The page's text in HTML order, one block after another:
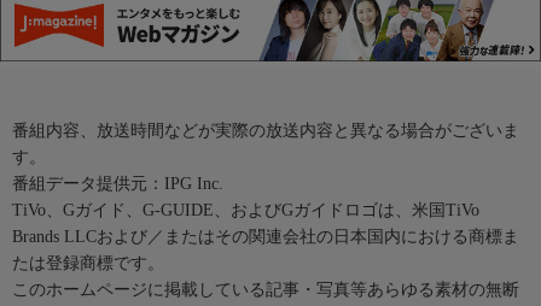
番組内容、放送時間などが実際の放送内容と異なる場合がございま
す。
番組データ提供元：IPG Inc.
TiVo、Gガイド、G-GUIDE、およびGガイドロゴは、米国TiVo
Brands LLCおよび／またはその関連会社の日本国内における商標ま
たは登録商標です。
このホームページに掲載している記事・写真等あらゆる素材の無断